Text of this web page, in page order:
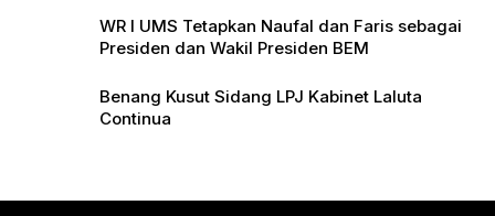
WR I UMS Tetapkan Naufal dan Faris sebagai
Presiden dan Wakil Presiden BEM
Benang Kusut Sidang LPJ Kabinet Laluta
Continua